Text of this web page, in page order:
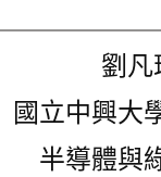
劉凡
國立中興大
半導體與